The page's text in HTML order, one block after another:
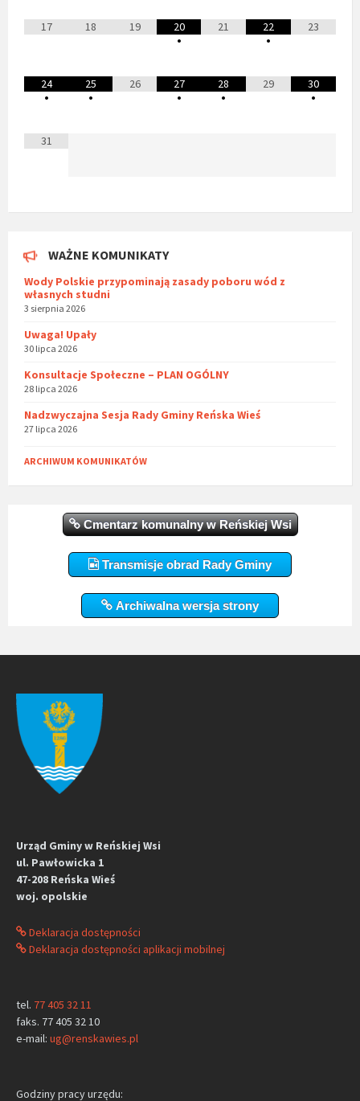
17 18 19
20
•
21
22
•
23
24
•
25
•
26
27
•
28
•
29
30
•
31
WAŻNE KOMUNIKATY
Wody Polskie przypominają zasady poboru wód z
własnych studni
3 sierpnia 2026
Uwaga! Upały
30 lipca 2026
Konsultacje Społeczne – PLAN OGÓLNY
28 lipca 2026
Nadzwyczajna Sesja Rady Gminy Reńska Wieś
27 lipca 2026
ARCHIWUM KOMUNIKATÓW
Cmentarz komunalny w Reńskiej Wsi
Transmisje obrad Rady Gminy
Archiwalna wersja strony
Urząd Gminy w Reńskiej Wsi
ul. Pawłowicka 1
47-208 Reńska Wieś
woj. opolskie
Deklaracja dostępności
Deklaracja dostępności aplikacji mobilnej
tel. 77 405 32 11
faks. 77 405 32 10
e-mail: ug@renskawies.pl
Godziny pracy urzędu: